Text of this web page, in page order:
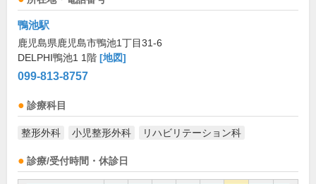
鴨池駅
鹿児島県鹿児島市鴨池1丁目31-6
DELPHI鴨池1 1階 [地図]
099-813-8757
診療科目
整形外科 小児整形外科 リハビリテーション科
診療/受付時間・休診日